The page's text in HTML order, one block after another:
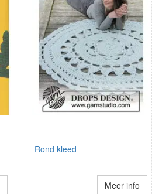
Rond kleed
Meer info